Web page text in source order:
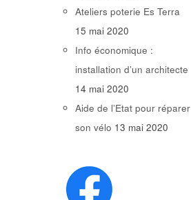
Ateliers poterie Es Terra
15 mai 2020
Info économique :
installation d’un architecte
14 mai 2020
Aide de l’Etat pour réparer
son vélo 13 mai 2020